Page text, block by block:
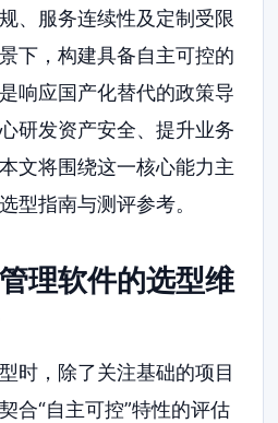
、服务连续性及定制受限
下，构建具备自主可控的
响应国产化替代的政策导
研发资产安全、提升业务
文将围绕这一核心能力主
型指南与测评参考。
理软件的选型维
时，除了关注基础的项目
合“自主可控”特性的评估